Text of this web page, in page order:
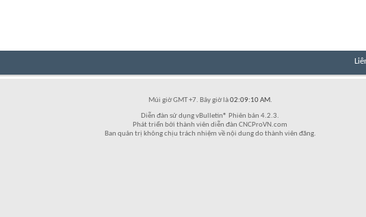
Múi giờ GMT +7. Bây giờ là02:09:10 AM.
Diễn đàn sử dụng vBulletin® Phiên bản 4.2.3.
Phát triển bởi thành viên diễn đàn CNCProVN.com
Ban quản trị không chịu trách nhiệm về nội dung do thành viên đăng.